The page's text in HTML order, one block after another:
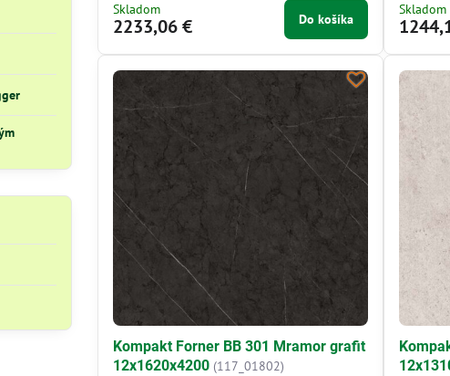
Skladom
2233,06 € Do košíka
Skladom
Kompakt Forner BB 301 Mramor grafit
12x1620x4200 (117_01802)